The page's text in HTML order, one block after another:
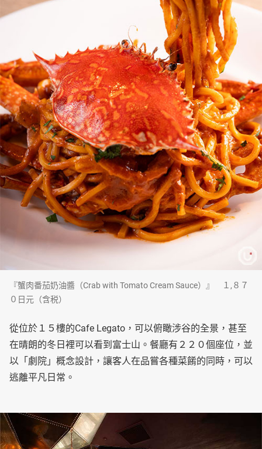
『蟹肉番茄奶油醬（Crab with Tomato Cream Sauce）』 １,８７
０日元（含税）
從位於１５樓的Cafe Legato，可以俯瞰涉谷的全景，甚至
在晴朗的冬日裡可以看到富士山。餐廳有２２０個座位，並
以「劇院」概念設計，讓客人在品嘗各種菜餚的同時，可以
逃離平凡日常。